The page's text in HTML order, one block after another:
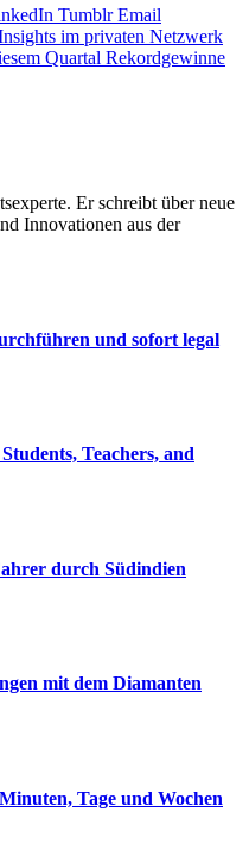
Tumblr Email
im privaten Netzwerk
Quartal Rekordgewinne
Er schreibt über neue
Innovationen aus der
und sofort legal
Teachers, and
durch Südindien
mit dem Diamanten
Tage und Wochen